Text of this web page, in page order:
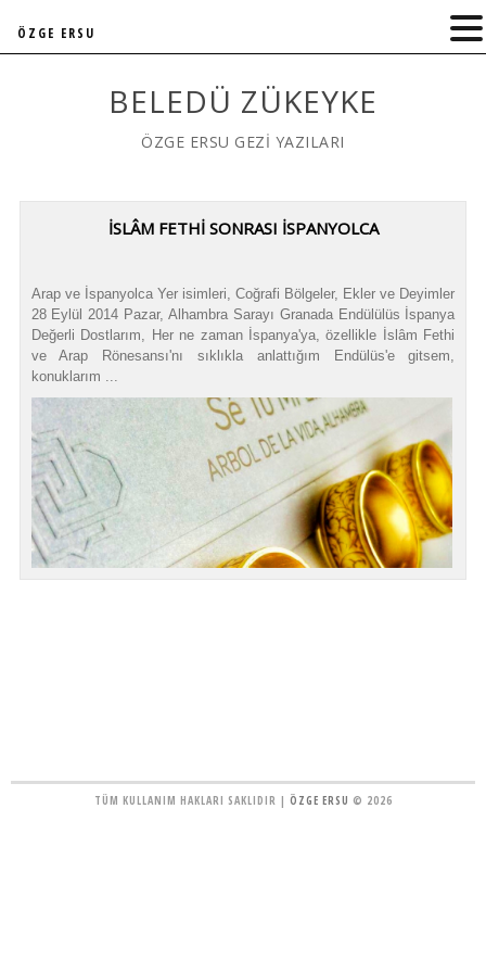
BELEDÜ ZÜKEYKE
ÖZGE ERSU GEZİ YAZILARI
İSLÂM FETHİ SONRASI İSPANYOLCA
Arap ve İspanyolca Yer isimleri, Coğrafi Bölgeler, Ekler ve Deyimler
28 Eylül 2014 Pazar, Alhambra Sarayı Granada Endülülüs İspanya
Değerli Dostlarım, Her ne zaman İspanya'ya, özellikle İslâm Fethi
ve Arap Rönesansı'nı sıklıkla anlattığım Endülüs'e gitsem,
konuklarım ...
TÜM KULLANIM HAKLARI SAKLIDIR | ÖZGE ERSU © 2026
ÖZGE ERSU